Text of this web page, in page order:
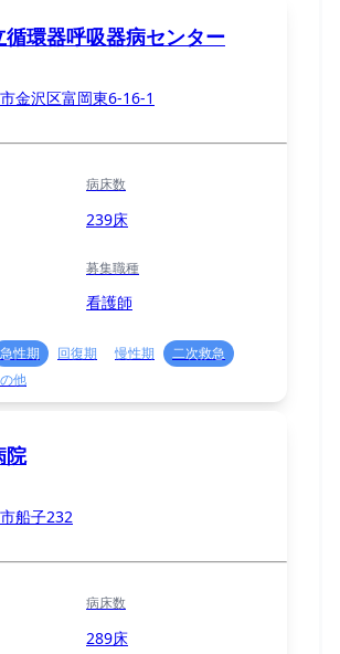
環器呼吸器病センター
金沢区富岡東6-16-1
病床数
239床
募集職種
看護師
急性期 回復期 慢性期
二次救急
他
院
船子232
病床数
289床